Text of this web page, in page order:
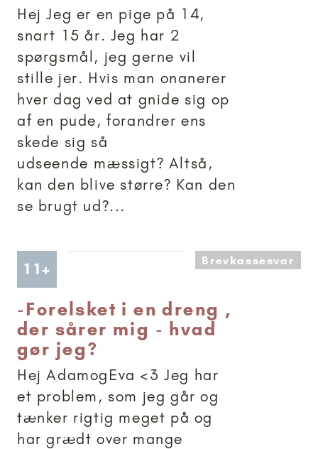
Hej Jeg er en pige på 14,
snart 15 år. Jeg har 2
spørgsmål, jeg gerne vil
stille jer. Hvis man onanerer
hver dag ved at gnide sig op
af en pude, forandrer ens
skede sig så
udseende mæssigt? Altså,
kan den blive større? Kan den
se brugt ud?...
11+ Artikler anbefalet til 11+Brevkassesvar
-Forelsket i en dreng ,
der sårer mig - hvad
gør jeg?
Hej AdamogEva <3 Jeg har
et problem, som jeg går og
tænker rigtig meget på og
har grædt over mange